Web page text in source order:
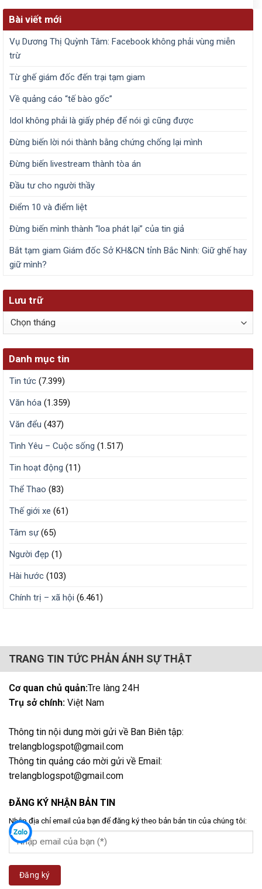
Bài viết mới
Vụ Dương Thị Quỳnh Tâm: Facebook không phải vùng miễn
trừ
Từ ghế giám đốc đến trại tạm giam
Về quảng cáo “tế bào gốc”
Idol không phải là giấy phép để nói gì cũng được
Đừng biến lời nói thành bằng chứng chống lại mình
Đừng biến livestream thành tòa án
Đầu tư cho người thầy
Điểm 10 và điểm liệt
Đừng biến mình thành “loa phát lại” của tin giả
Bắt tạm giam Giám đốc Sở KH&CN tỉnh Bắc Ninh: Giữ ghế hay
giữ mình?
Lưu trữ
Lưu
Danh mục tin
Tin tức (7.399)
Văn hóa (1.359)
Văn đểu (437)
Tình Yêu – Cuộc sống (1.517)
Tin hoạt động (11)
Thể Thao (83)
Thế giới xe (61)
Tâm sự(65)
Người đẹp (1)
Hài hước (103)
Chính trị – xã hội (6.461)
TRANG TIN TỨC PHẢN ÁNH SỰ THẬT
Cơ quan chủ quản:Tre làng 24H
Trụ sở chính: Việt Nam
Thông tin nội dung mời gửi về Ban Biên tập:
trelangblogspot@gmail.com
Thông tin quảng cáo mời gửi về Email:
trelangblogspot@gmail.com
ĐĂNG KÝ NHẬN BẢN TIN
Nhập địa chỉ email của bạn để đăng ký theo bản bản tin của chúng tôi: